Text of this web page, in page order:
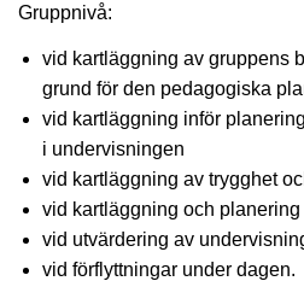
Gruppnivå:
vid kartläggning av gruppens
grund för den pedagogiska
vid kartläggning inför
i undervisningen
vid kartläggning av trygghet
vid kartläggning och
vid utvärdering av
vid förflyttningar under dagen.